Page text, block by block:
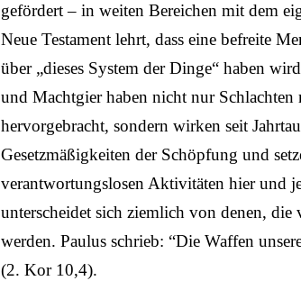
gefördert – in weiten Bereichen mit dem
Neue Testament lehrt, dass eine befreite
über „dieses System der Dinge“ haben
und Machtgier haben nicht nur Schlachten
hervorgebracht, sondern wirken seit
Gesetzmäßigkeiten der Schöpfung und
verantwortungslosen Aktivitäten hier und
unterscheidet sich ziemlich von denen,
werden. Paulus schrieb: “Die Waffen
(2. Kor 10,4).